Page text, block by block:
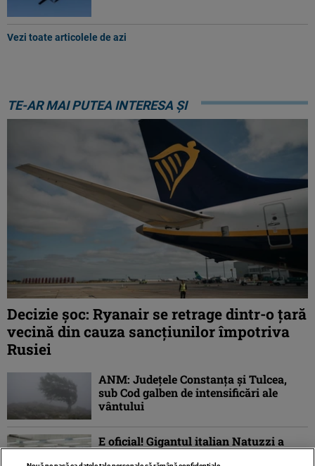
Vezi toate articolele de azi
TE-AR MAI PUTEA INTERESA ȘI
Decizie șoc: Ryanair se retrage dintr-o țară
vecină din cauza sancțiunilor împotriva
Rusiei
ANM: Judeţele Constanţa şi Tulcea,
sub Cod galben de intensificări ale
vântului
E oficial! Gigantul italian Natuzzi a